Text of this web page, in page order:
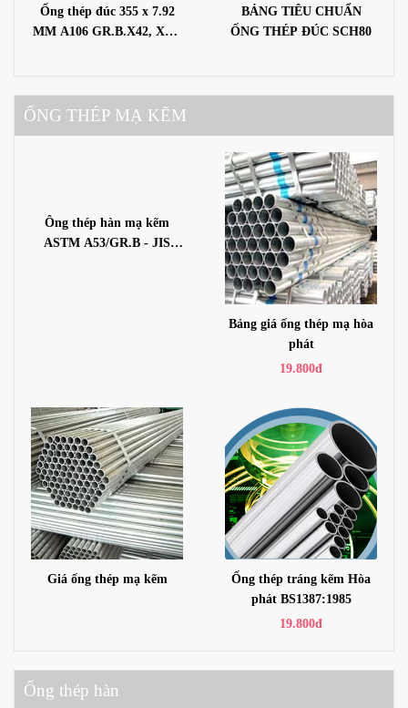
Ống thép đúc 355 x 7.92
MM A106 GR.B.X42, X46,
BẢNG TIÊU CHUẨN
ỐNG THÉP ĐÚC SCH80
ỐNG THÉP MẠ KẼM
Ông thép hàn mạ kẽm
ASTM A53/GR.B - JIS
Bảng giá ống thép mạ hòa
phát
19.800đ
Giá ống thép mạ kẽm
Ống thép tráng kẽm Hòa
phát BS1387:1985
19.800đ
Ống thép hàn